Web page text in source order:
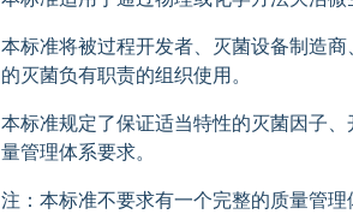
本标准将被过程开发者、灭菌设备制造
的灭菌负有职责的组织使用。
本标准规定了保证适当特性的灭菌因子
量管理体系要求。
注：本标准不要求有一个完整的质量管